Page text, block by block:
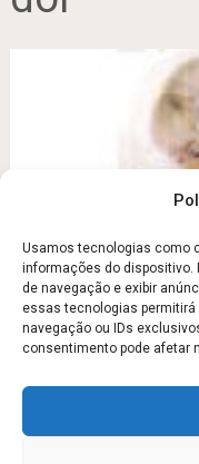
Usamos tecnologias como
informações do dispositivo.
de navegação e exibir
essas tecnologias
navegação ou IDs
consentimento pode afetar
Fibromialgia –
Junho 7, 2011
Escola